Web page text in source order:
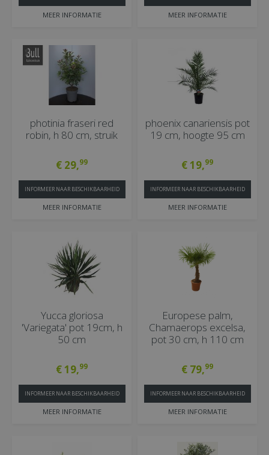
MEER INFORMATIE MEER INFORMATIE
photinia fraseri red
robin, h 80 cm, struik
€ 29,99
MEER INFORMATIE
INFORMEER NAAR BESCHIKBAARHEID
phoenix canariensis pot
19 cm, hoogte 95 cm
€19,99
MEER INFORMATIE
INFORMEER NAAR BESCHIKBAARHEID
Yucca gloriosa
'Variegata' pot 19cm, h
50 cm
€19,99
MEER INFORMATIE
INFORMEER NAAR BESCHIKBAARHEID
Europese palm,
Chamaerops excelsa,
pot 30 cm, h 110 cm
€ 79,99
MEER INFORMATIE
INFORMEER NAAR BESCHIKBAARHEID